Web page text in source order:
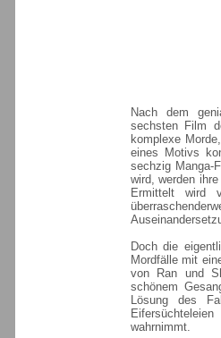
Nach dem
sechsten Film
komplexe
eines Motivs
sechzig Manga-
wird, werden
Ermittelt wird
Doch die
Mordfälle mit
von Ran und
schönem
Lösung des
wahrnimmt.